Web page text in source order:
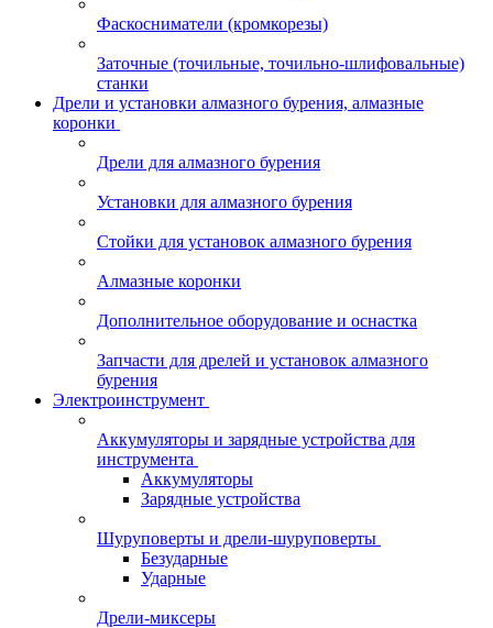
Фаскосниматели (кромкорезы)
Заточные (точильные, точильно-шлифовальные)
станки
Дрели и установки алмазного бурения, алмазные
коронки
Дрели для алмазного бурения
Установки для алмазного бурения
Стойки для установок алмазного бурения
Алмазные коронки
Дополнительное оборудование и оснастка
Запчасти для дрелей и установок алмазного
бурения
Электроинструмент
Аккумуляторы и зарядные устройства для
инструмента
Аккумуляторы
Зарядные устройства
Шуруповерты и дрели-шуруповерты
Безударные
Ударные
Дрели-миксеры